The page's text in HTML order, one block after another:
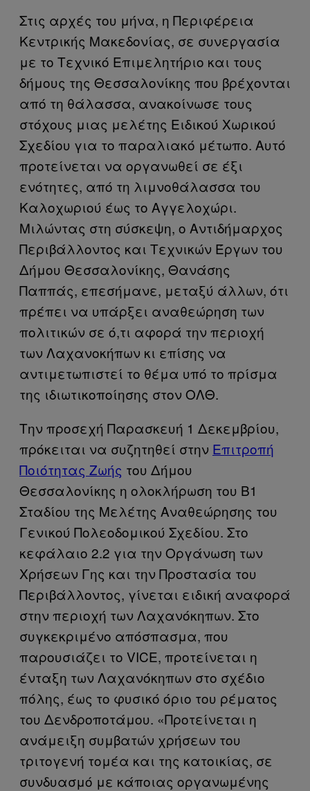
Στις αρχές του μήνα, η Περιφέρεια
Κεντρικής Μακεδονίας, σε συνεργασία
με το Τεχνικό Επιμελητήριο και τους
δήμους της Θεσσαλονίκης που βρέχονται
από τη θάλασσα, ανακοίνωσε τους
στόχους μιας μελέτης Ειδικού Χωρικού
Σχεδίου για το παραλιακό μέτωπο. Αυτό
προτείνεται να οργανωθεί σε έξι
ενότητες, από τη λιμνοθάλασσα του
Καλοχωριού έως το Αγγελοχώρι.
Μιλώντας στη σύσκεψη, ο Αντιδήμαρχος
Περιβάλλοντος και Τεχνικών Έργων του
Δήμου Θεσσαλονίκης, Θανάσης
Παππάς, επεσήμανε, μεταξύ άλλων, ότι
πρέπει να υπάρξει αναθεώρηση των
πολιτικών σε ό,τι αφορά την περιοχή
των Λαχανοκήπων κι επίσης να
αντιμετωπιστεί το θέμα υπό το πρίσμα
της ιδιωτικοποίησης στον ΟΛΘ.
Την προσεχή Παρασκευή 1 Δεκεμβρίου,
πρόκειται να συζητηθεί στην Επιτροπή
Ποιότητας Ζωής του Δήμου
Θεσσαλονίκης η ολοκλήρωση του Β1
Σταδίου της Μελέτης Αναθεώρησης του
Γενικού Πολεοδομικού Σχεδίου. Στο
κεφάλαιο 2.2 για την Οργάνωση των
Χρήσεων Γης και την Προστασία του
Περιβάλλοντος, γίνεται ειδική αναφορά
στην περιοχή των Λαχανόκηπων. Στο
συγκεκριμένο απόσπασμα, που
παρουσιάζει το VICE, προτείνεται η
ένταξη των Λαχανόκηπων στο σχέδιο
πόλης, έως το φυσικό όριο του ρέματος
του Δενδροποτάμου. «Προτείνεται η
ανάμειξη συμβατών χρήσεων του
τριτογενή τομέα και της κατοικίας, σε
συνδυασμό με κάποιας οργανωμένης